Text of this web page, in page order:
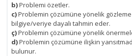
b)Problemi özetler.
c)Problemin çözümüne yönelik
bilgiye/veriye dayalı tahmin eder.
ç)Problemin çözümüne yönelik
d)Problemin çözümüne ilişkin
bulunur.